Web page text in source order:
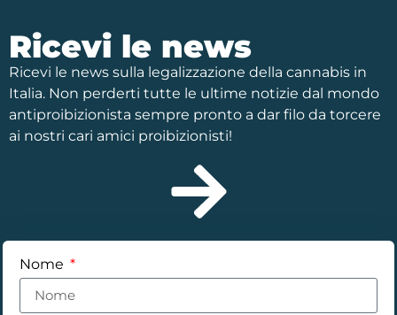
Ricevi le news
Ricevi le news sulla legalizzazione della cannabis in
Italia. Non perderti tutte le ultime notizie dal mondo
antiproibizionista sempre pronto a dar filo da torcere
ai nostri cari amici proibizionisti!
Nome